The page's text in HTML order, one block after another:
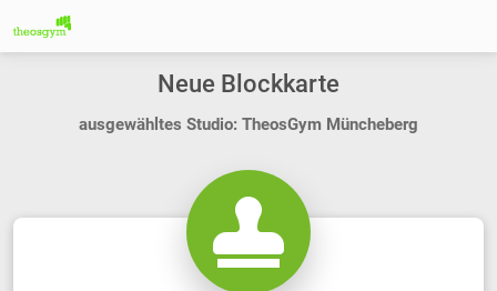
Neue Blockkarte
ausgewähltes Studio: TheosGym Müncheberg